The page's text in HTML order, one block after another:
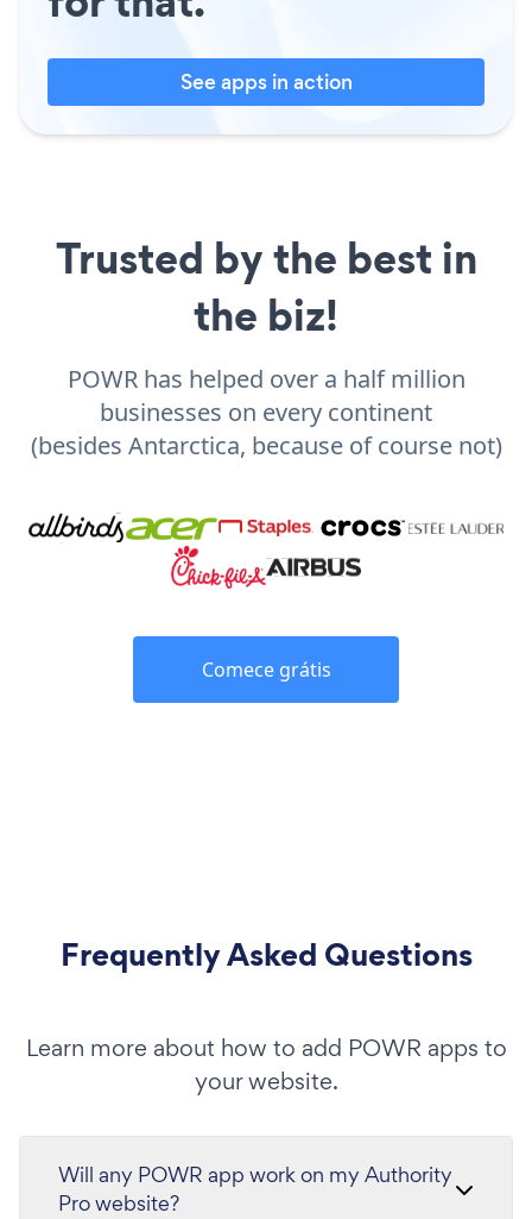
See apps in action
Trusted by the best in
the biz!
POWR has helped over a half million
businesses on every continent
(besides Antarctica, because of course not)
Comece grátis
Frequently Asked Questions
Learn more about how to add POWR apps to
your website.
Will any POWR app work on my Authority
Pro website?